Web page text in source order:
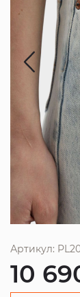
Артикул:
10